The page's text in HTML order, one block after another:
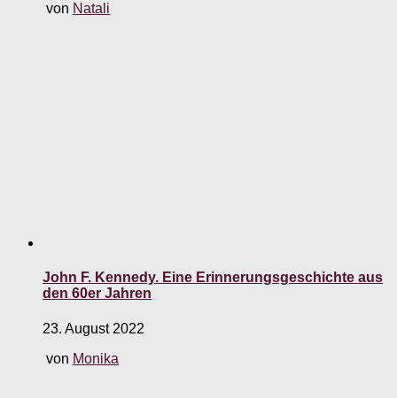
von Natali
John F. Kennedy. Eine Erinnerungsgeschichte aus
den 60er Jahren
23. August 2022
von Monika